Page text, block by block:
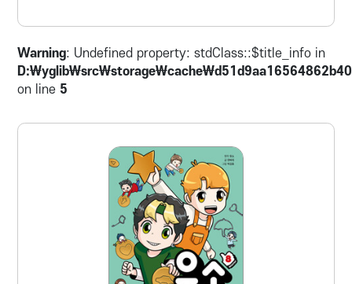
아왔다. 맞춤법 강박증 야코와 맞춤법 파괴범
사동이의 톡톡 튀는 카톡 대화를 통해 초등 교
과서 속 필수 맞춤법을 자연스럽게 익힌다.
Warning: Undefined property: stdClass::$title_info in
on line 5